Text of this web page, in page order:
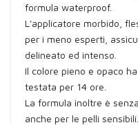
formula waterproof.
L'applicatore morbido,
per i meno esperti,
delineato ed intenso.
Il colore pieno e opaco
testata per 14 ore.
La formula inoltre è
anche per le pelli sensibili.